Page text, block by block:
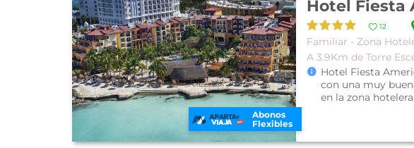
Abonos
Flexibles
Hotel Fiesta
12
Familiar - Zona
A 3.9Km de Torre
Hotel Fiesta
con una muy
en la zona